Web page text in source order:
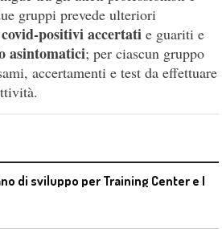
gruppi prevede ulteriori
covid-positivi accertati e guariti e
asintomatici; per ciascun gruppo
accertamenti e test da effettuare